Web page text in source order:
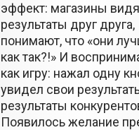
эффект: магазины
результаты друг друга,
понимают, что «они
как так?!» И
как игру: нажал одну
увидел свои
результаты
Появилось желание